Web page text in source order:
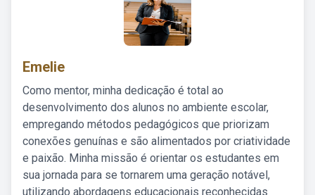
Emelie
Como mentor, minha dedicação é total ao
desenvolvimento dos alunos no ambiente escolar,
empregando métodos pedagógicos que priorizam
conexões genuínas e são alimentados por criatividade
e paixão. Minha missão é orientar os estudantes em
sua jornada para se tornarem uma geração notável,
utilizando abordagens educacionais reconhecidas